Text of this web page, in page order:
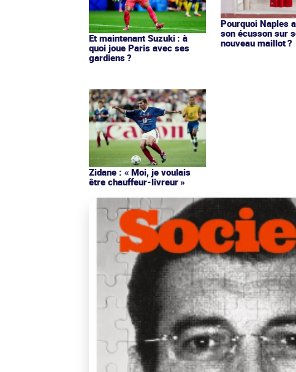
Et maintenant Suzuki : à
quoi joue Paris avec ses
gardiens ?
Pourquoi Naples
son écusson sur
nouveau maillot ?
Zidane : « Moi, je voulais
être chauffeur-livreur »